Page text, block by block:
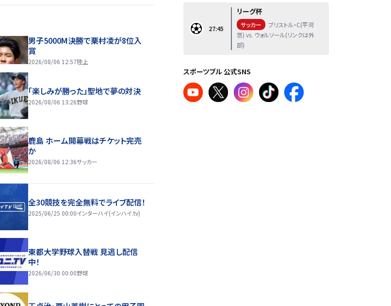
男子5000M決勝で栗村凌が8位入
賞
2026/08/06 12:57陸上
「楽しみが勝った」聖地で夢の対決
2026/08/06 13:26野球
鹿島 ホーム開幕戦はチケット完売
か
2026/08/06 12:36サッカー
全30競技を完全無料でライブ配信！
2025/06/25 00:00インターハイ(インハイ.tv)
東都大学野球入替戦 見逃し配信
中！
2026/06/30 00:00野球
27:45
リーグ杯
サッカー
ブリストル・C(平河
悠) vs. ウォルソール(リンクは外
部)
スポーツブル 公式SNS